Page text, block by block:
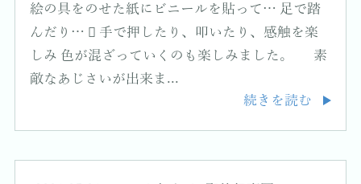
絵の具をのせた紙にビニールを貼って… 足で踏
んだり…  手で押したり、叩いたり、感触を楽
しみ 色が混ざっていくのも楽しみました。 素
敵なあじさいが出来ま...
続きを読む